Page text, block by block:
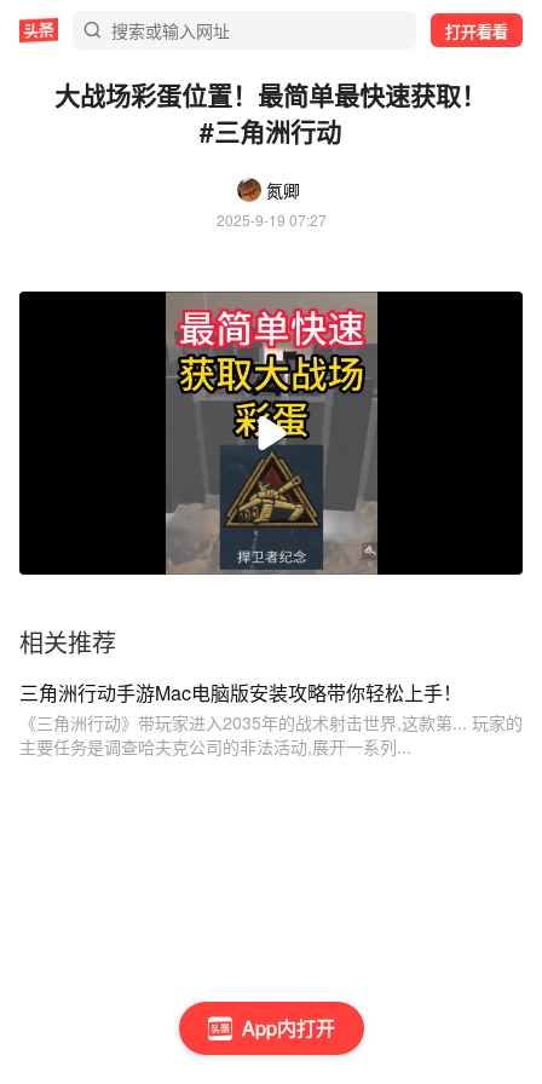
打开看看
App内打开
大战场彩蛋位置！最简单最快速获取！
#三角洲行动
氮卿
2025-9-19 07:27
相关推荐
三角洲行动手游Mac电脑版安装攻略带你轻松上手！
《三角洲行动》带玩家进入2035年的战术射击世界,这款第... 玩家的
主要任务是调查哈夫克公司的非法活动,展开一系列...